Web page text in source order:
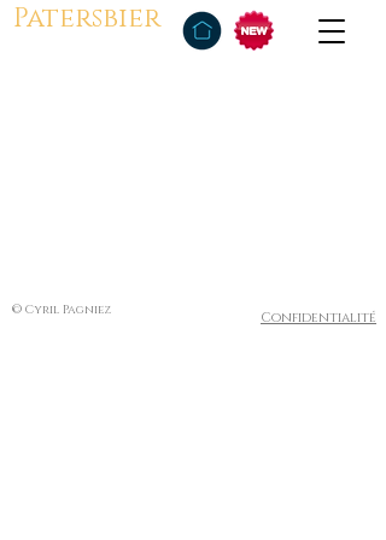
Patersbier
© Cyril Pagniez Confidentialité